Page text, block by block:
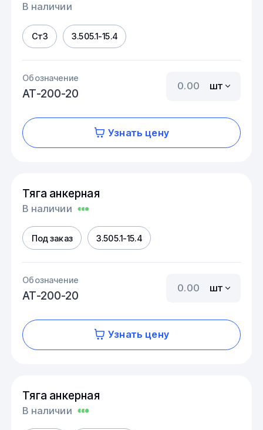
В наличии
Ст3 3.505.1-15.4
Обозначение
АТ-200-20
шт
Узнать цену
Тяга анкерная
В наличии
Под заказ 3.505.1-15.4
Обозначение
АТ-200-20
шт
Узнать цену
Тяга анкерная
В наличии